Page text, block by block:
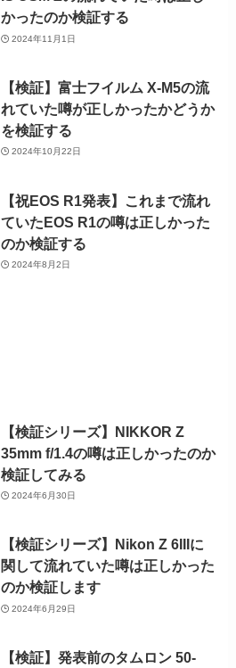
かったのか検証する
2024年11月1日
【検証】富士フイルム X-M5の流
れていた噂が正しかったかどうか
を検証する
2024年10月22日
【祝EOS R1発表】これまで流れ
ていたEOS R1の噂は正しかった
のか検証する
2024年8月2日
【検証シリーズ】NIKKOR Z
35mm f/1.4の噂は正しかったのか
検証してみる
2024年6月30日
【検証シリーズ】Nikon Z 6IIIに
関して流れていた噂は正しかった
のか検証します
2024年6月29日
【検証】発表前のタムロン 50-